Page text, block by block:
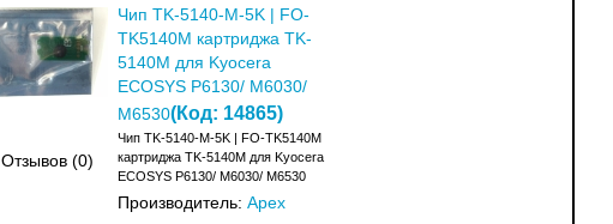
Отзывов (0)
Чип TK-5140-M-5K | FO-
TK5140M картриджа TK-
5140M для Kyocera
ECOSYS P6130/ M6030/
M6530(Код: 14865)
Чип TK-5140-M-5K | FO-TK5140M
картриджа TK-5140M для Kyocera
ECOSYS P6130/ M6030/ M6530
Производитель: Apex